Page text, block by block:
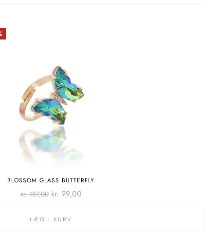
BLOSSOM GLASS BUTTERFLY
kr.187,00 kr. 99,00
LÆG I KURV